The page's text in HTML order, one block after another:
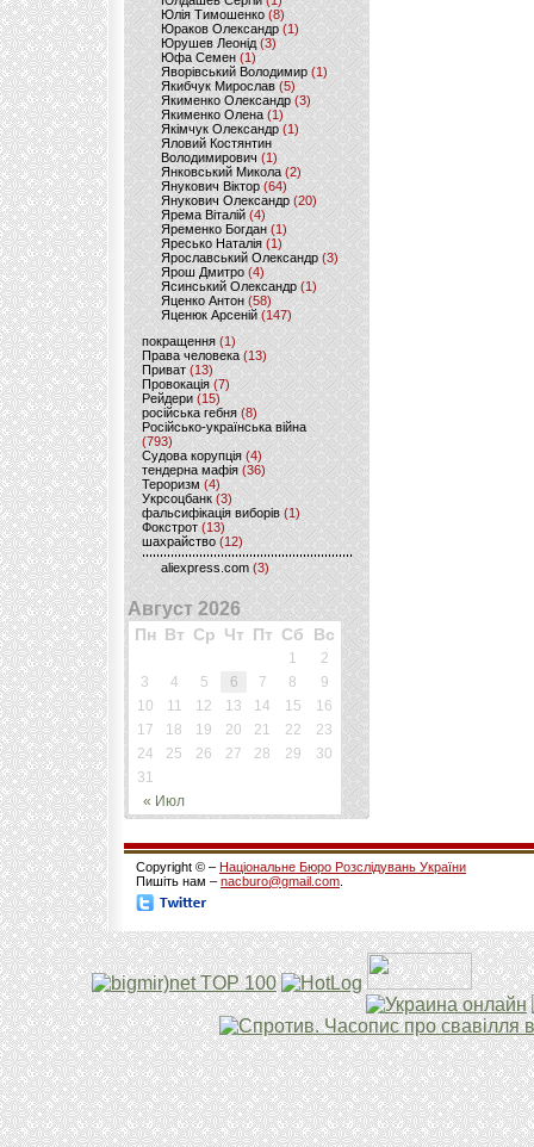
Юлія Тимошенко (8)
Юраков Олександр (1)
Юрушев Леонід (3)
Юфа Семен (1)
Яворівський Володимир (1)
Якибчук Мирослав (5)
Якименко Олександр (3)
Якименко Олена(1)
Якімчук Олександр (1)
Яловий Костянтин
Володимирович (1)
Янковський Микола(2)
Янукович Віктор (64)
Янукович Олександр(20)
Ярема Віталій(4)
Яременко Богдан(1)
Яресько Наталія(1)
Ярославський Олександр (3)
Ярош Дмитро (4)
Ясинський Олександр (1)
Яценко Антон(58)
Яценюк Арсеній (147)
покращення (1)
Права человека(13)
Приват (13)
Провокація (7)
Рейдери (15)
російська гебня (8)
Російсько-українська війна
(793)
Судова корупція (4)
тендерна мафія (36)
Тероризм (4)
Укрсоцбанк (3)
фальсифікація виборів (1)
Фокстрот(13)
шахрайство (12)
aliexpress.com (3)
Август 2026
Пн Вт Ср Чт Пт Сб Вс
« Июл
1
2
3
4 5 6 7 8
9
10
11 12 13 14 15
16
17
18 19 20 21 22
23
24
25 26 27 28 29
30
31
Copyright © – Національне Бюро Розслідувань України
Пишіть нам – nacburo@gmail.com